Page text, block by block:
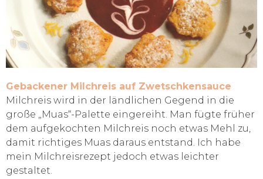
Gebackener Milchreis auf Zwetschkensauce
Milchreis wird in der ländlichen Gegend in die
große „Muas“-Palette eingereiht. Man fügte früher
dem aufgekochten Milchreis noch etwas Mehl zu,
damit richtiges Muas daraus entstand. Ich habe
mein Milchreisrezept jedoch etwas leichter
gestaltet.